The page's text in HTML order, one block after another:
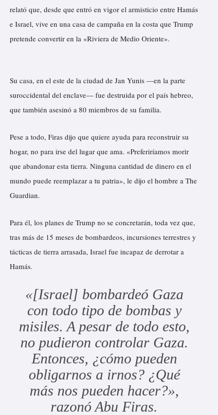
relató que, desde que entró en vigor el armisticio entre Hamás
e Israel, vive en una casa de campaña en la costa que Trump
pretende convertir en la «Riviera de Medio Oriente».
Su casa, en el este de la ciudad de Jan Yunis —en la parte
suroccidental del enclave— fue destruida por el país hebreo,
que también asesinó a 80 miembros de su familia.
Pese a todo, Firas dijo que quiere ayuda para reconstruir su
hogar, no para irse del lugar que ama. «Preferiríamos morir
que abandonar esta tierra. Ninguna cantidad de dinero en el
mundo puede reemplazar a tu patria», le dijo el hombre a The
Guardian.
Para él, los planes de Trump no se concretarán, toda vez que,
tras más de 15 meses de bombardeos, incursiones terrestres y
tácticas de tierra arrasada, Israel fue incapaz de derrotar a
Hamás.
«[Israel] bombardeó Gaza
con todo tipo de bombas y
misiles. A pesar de todo esto,
no pudieron controlar Gaza.
Entonces, ¿cómo pueden
obligarnos a irnos? ¿Qué
más nos pueden hacer?»,
razonó Abu Firas.